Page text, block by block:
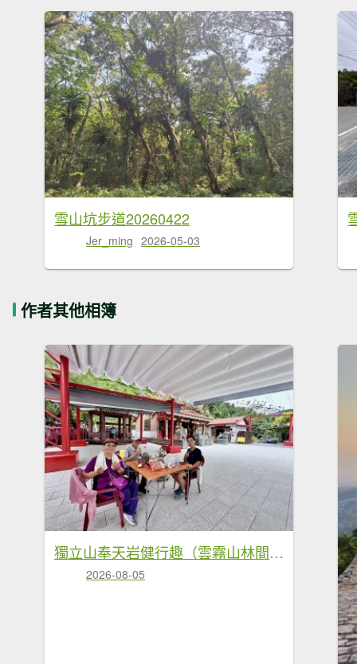
雪山坑步道20260422
Jer_ming 2026-05-03
作者其他相簿
獨立山奉天岩健行趣（雲霧山林間的悠閒時光） 2026.7.30
2026-08-05